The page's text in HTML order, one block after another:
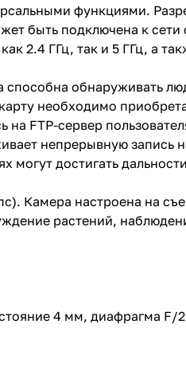
функциями.
быть подключена к
2.4 ГГц, так и 5 ГГц, а
обнаруживать
необходимо
FTP-сервер
непрерывную
могут достигать
Камера настроена на
растений,
4 мм, диафрагма F/